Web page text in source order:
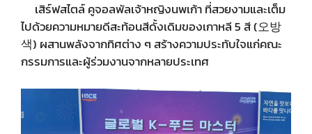
เสิร์ฟสไตล์ คูจอลพัลเจ้าหญิงนพเก้า ที่สวยงามและเต็ม
ไปด้วยความหมายดีสะท้อนสีดั้งเดิมของเกาหลี 5 สี (오방
색) ผสานพลังจากทิศต่าง ๆ สร้างความประทับใจแก่คณะ
กรรมการและผู้ร่วมงานจากหลายประเทศ